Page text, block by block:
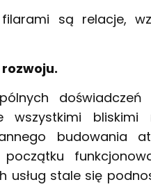
są relacje,
bliskimi
budowania
usług stale się